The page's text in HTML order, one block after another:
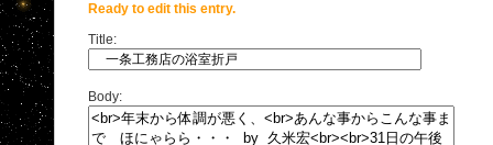
Ready to edit this entry.
Title:
Body: